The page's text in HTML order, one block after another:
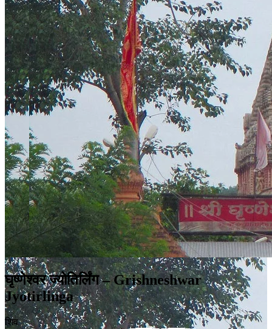
घृष्णेश्वर ज्योतिर्लिंग – Grishneshwar
Jyotirlinga
शिव